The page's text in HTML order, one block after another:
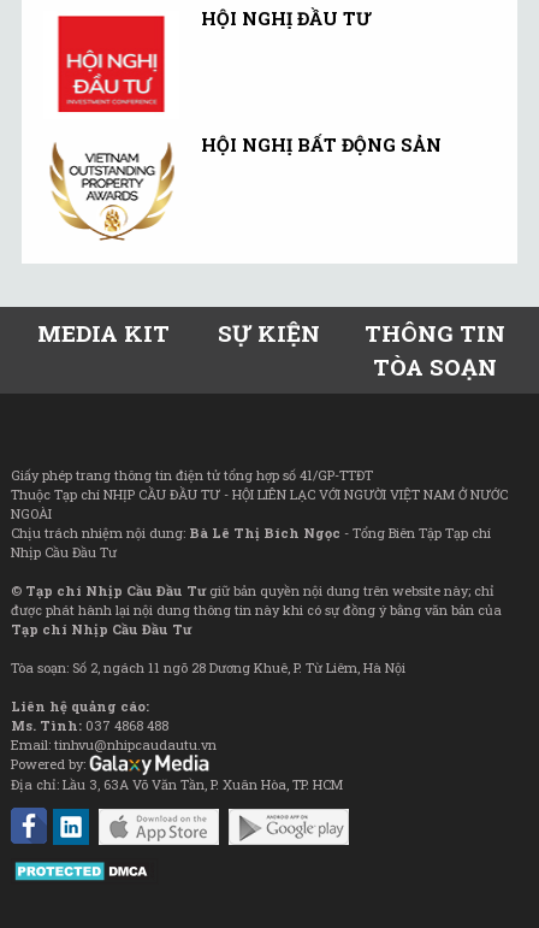
HỘI NGHỊ ĐẦU TƯ
HỘI NGHỊ BẤT ĐỘNG SẢN
MEDIA KIT SỰ KIỆN
THÔNG TIN
TÒA SOẠN
Giấy phép trang thông tin điện tử tổng hợp số 41/GP-TTĐT
Thuộc Tạp chí NHỊP CẦU ĐẦU TƯ - HỘI LIÊN LẠC VỚI NGƯỜI VIỆT NAM Ở NƯỚC
NGOÀI
Chịu trách nhiệm nội dung: Bà Lê Thị Bích Ngọc - Tổng Biên Tập Tạp chí
Nhịp Cầu Đầu Tư
© Tạp chí Nhịp Cầu Đầu Tưgiữ bản quyền nội dung trên website này; chỉ
được phát hành lại nội dung thông tin này khi có sự đồng ý bằng văn bản của
Tạp chí Nhịp Cầu Đầu Tư
Tòa soạn: Số 2, ngách 11 ngõ 28 Dương Khuê, P. Từ Liêm, Hà Nội
Liên hệ quảng cáo:
Ms. Tình: 037 4868 488
Email: tinhvu@nhipcaudautu.vn
Powered by:
Địa chỉ: Lầu 3, 63A Võ Văn Tần, P. Xuân Hòa, TP. HCM